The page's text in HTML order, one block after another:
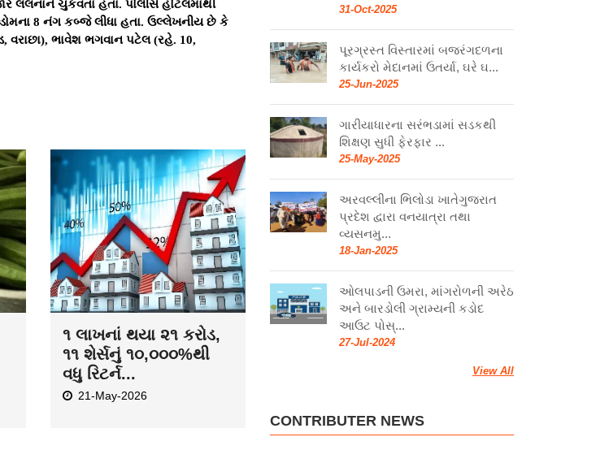
૧ લાખનાં થયા ૨૧ કરોડ,
૧૧ શેર્સનું ૧૦,૦૦૦%થી
ગુજરાતનો કલ્પસર
પ્રોજેક્ટ : ભારત માટે
વિકાસ અને જળસંચયનું
ભવિષ્ય...
31-Oct-2025
પૂરગ્રસ્ત વિસ્તારમાં બજરંગદળના
કાર્યકરો મેદાનમાં ઉતર્યા, ઘરે ઘ...
25-Jun-2025
ગારીયાધારના સરંભડામાં સડકથી
શિક્ષણ સુધી ફેરફાર ...
25-May-2025
અરવલ્લીના ભિલોડા ખાતેગુજરાત
પ્રદેશ દ્વારા વનયાત્રા તથા
વ્યસનમુ...
18-Jan-2025
ઓલપાડની ઉમરા, માંગરોળની અરેઠ
અને બારડોલી ગ્રામ્યની કડોદ
આઉટ પોસ્...
27-Jul-2024
View All
CONTRIBUTER NEWS